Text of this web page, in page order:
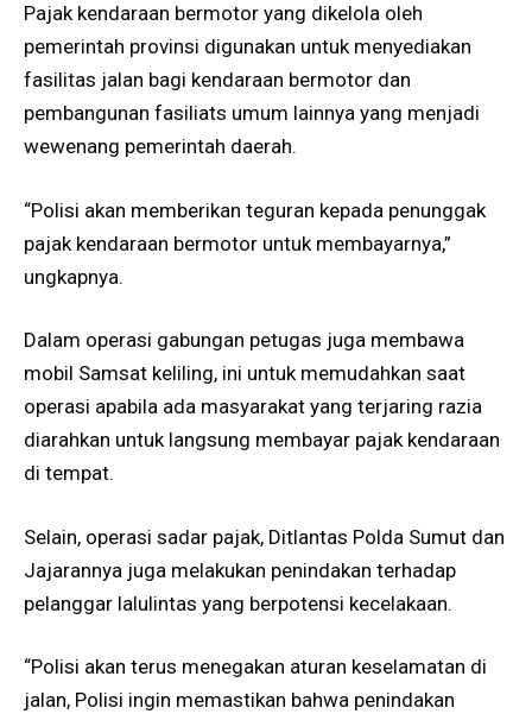
Pajak kendaraan bermotor yang dikelola oleh
pemerintah provinsi digunakan untuk menyediakan
fasilitas jalan bagi kendaraan bermotor dan
pembangunan fasiliats umum lainnya yang menjadi
wewenang pemerintah daerah.
“Polisi akan memberikan teguran kepada penunggak
pajak kendaraan bermotor untuk membayarnya,”
ungkapnya.
Dalam operasi gabungan petugas juga membawa
mobil Samsat keliling, ini untuk memudahkan saat
operasi apabila ada masyarakat yang terjaring razia
diarahkan untuk langsung membayar pajak kendaraan
di tempat.
Selain, operasi sadar pajak, Ditlantas Polda Sumut dan
Jajarannya juga melakukan penindakan terhadap
pelanggar lalulintas yang berpotensi kecelakaan.
“Polisi akan terus menegakan aturan keselamatan di
jalan, Polisi ingin memastikan bahwa penindakan